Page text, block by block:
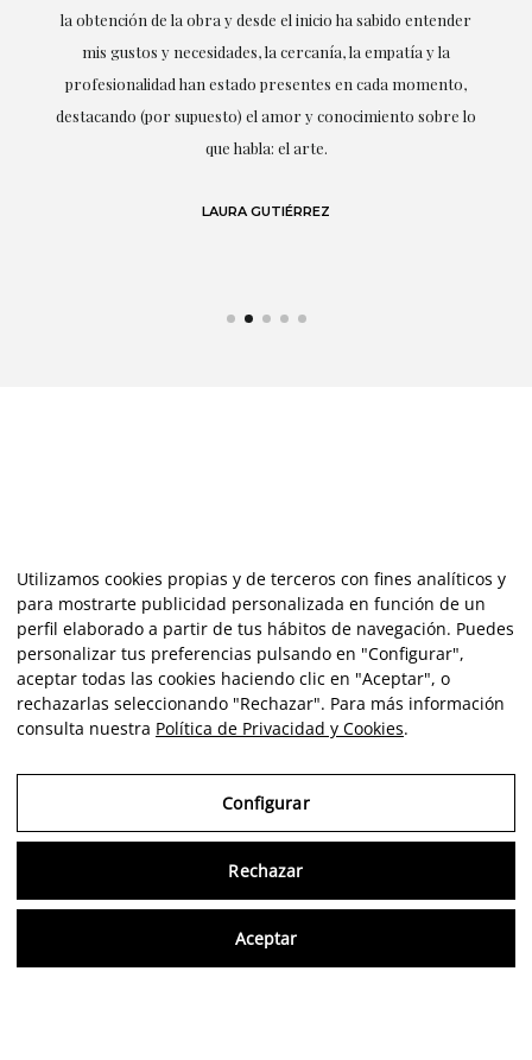
la obtención de la obra y desde el inicio ha sabido entender
mis gustos y necesidades, la cercanía, la empatía y la
profesionalidad han estado presentes en cada momento,
destacando (por supuesto) el amor y conocimiento sobre lo
que habla: el arte.
LAURA GUTIÉRREZ
Utilizamos cookies propias y de terceros con fines analíticos y
para mostrarte publicidad personalizada en función de un
perfil elaborado a partir de tus hábitos de navegación. Puedes
personalizar tus preferencias pulsando en "Configurar",
aceptar todas las cookies haciendo clic en "Aceptar", o
rechazarlas seleccionando "Rechazar". Para más información
consulta nuestra Política de Privacidad y Cookies.
Configurar
Rechazar
Aceptar